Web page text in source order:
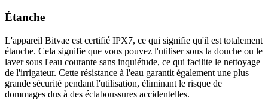
Étanche
L'appareil Bitvae est certifié IPX7, ce qui signifie qu'il est totalement
étanche. Cela signifie que vous pouvez l'utiliser sous la douche ou le
laver sous l'eau courante sans inquiétude, ce qui facilite le nettoyage
de l'irrigateur. Cette résistance à l'eau garantit également une plus
grande sécurité pendant l'utilisation, éliminant le risque de
dommages dus à des éclaboussures accidentelles.